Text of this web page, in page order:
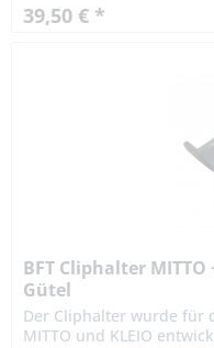
39,50 € *
BFT Cliphalter
Gütel
Der Cliphalter wurde für
MITTO und KLEIO